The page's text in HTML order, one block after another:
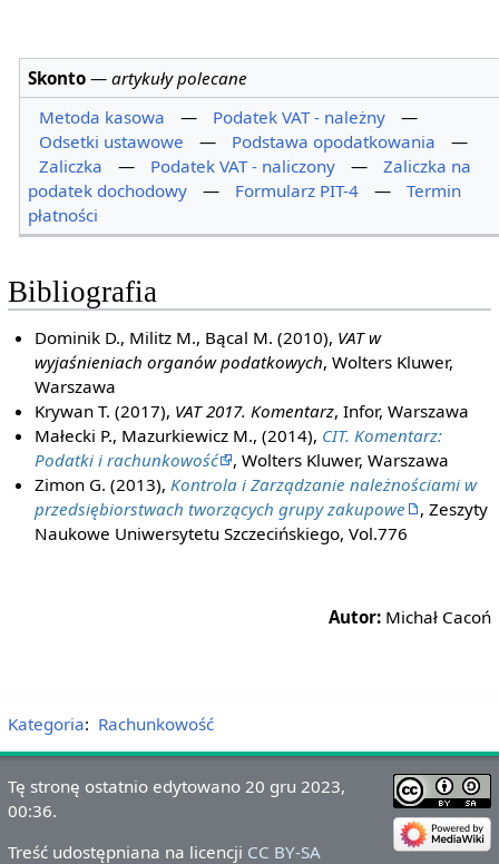
Skonto —artykuły polecane
Metoda kasowa
— Podatek VAT - należny
—
Odsetki ustawowe
— Podstawa opodatkowania
—
Zaliczka
— Podatek VAT - naliczony —
Zaliczka na
podatek dochodowy
— Formularz PIT-4 —
Termin
płatności
Bibliografia
Dominik D., Militz M., Bącal M. (2010), VAT w
wyjaśnieniach organów podatkowych, Wolters Kluwer,
Warszawa
Krywan T. (2017), VAT 2017. Komentarz, Infor, Warszawa
Małecki P., Mazurkiewicz M., (2014), CIT. Komentarz:
Podatki i rachunkowość
, Wolters Kluwer, Warszawa
Zimon G. (2013),Kontrola i Zarządzanie należnościami w
przedsiębiorstwach tworzących grupy zakupowe
, Zeszyty
Naukowe Uniwersytetu Szczecińskiego, Vol.776
Autor: Michał Cacoń
Kategoria: Rachunkowość
Tę stronę ostatnio edytowano 20 gru 2023,
00:36.
Treść udostępniana na licencji CC BY-SA